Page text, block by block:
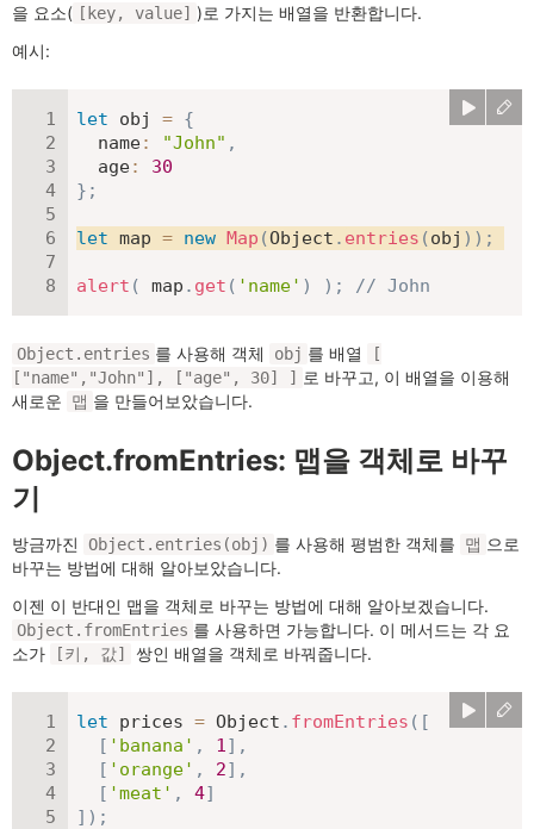
을 요소( [key, value] )로 가지는 배열을 반환합니다.
예시:
let obj = {
name: "John" ,
age:
30
} ;
let map = new Map (Object . entries (obj ) ) ;
alert ( map . get ( 'name' ) ) ; // John
Object.entries 를 사용해 객체 obj 를 배열
[
["name","John"], ["age", 30] ]
로 바꾸고, 이 배열을 이용해
새로운
맵 을 만들어보았습니다.
Object.fromEntries: 맵을 객체로 바꾸
기
방금까진 Object.entries(obj) 를 사용해 평범한 객체를 맵 으로
바꾸는 방법에 대해 알아보았습니다.
이젠 이 반대인 맵을 객체로 바꾸는 방법에 대해 알아보겠습니다.
Object.fromEntries 를 사용하면 가능합니다. 이 메서드는 각 요
소가
[키, 값] 쌍인 배열을 객체로 바꿔줍니다.
let prices = Object . fromEntries ( [
[ 'banana' , 1] ,
[ 'orange' , 2] ,
[ 'meat' , 4]
] ) ;